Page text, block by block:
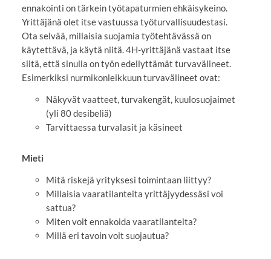
ennakointi on tärkein työtapaturmien ehkäisykeino.
Yrittäjänä olet itse vastuussa työturvallisuudestasi.
Ota selvää, millaisia suojamia työtehtävässä on
käytettävä, ja käytä niitä. 4H-yrittäjänä vastaat itse
siitä, että sinulla on työn edellyttämät turvavälineet.
Esimerkiksi nurmikonleikkuun turvavälineet ovat:
Näkyvät vaatteet, turvakengät, kuulosuojaimet
(yli 80 desibeliä)
Tarvittaessa turvalasit ja käsineet
Mieti
Mitä riskejä yrityksesi toimintaan liittyy?
Millaisia vaaratilanteita yrittäjyydessäsi voi
sattua?
Miten voit ennakoida vaaratilanteita?
Millä eri tavoin voit suojautua?